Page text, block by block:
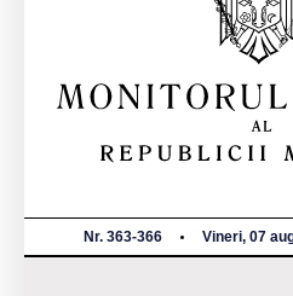
Nr. 363-366 Vineri, 07